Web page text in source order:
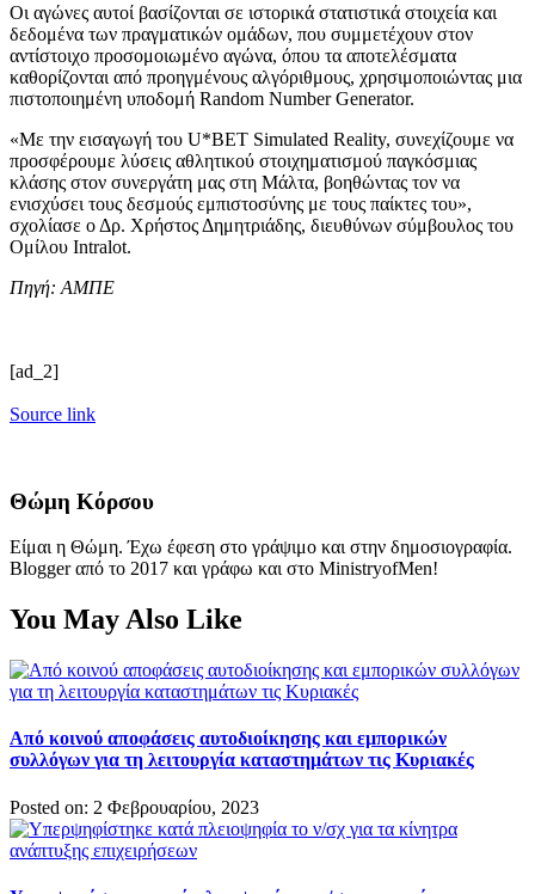
Οι αγώνες αυτοί βασίζονται σε ιστορικά στατιστικά στοιχεία και
δεδομένα των πραγματικών ομάδων, που συμμετέχουν στον
αντίστοιχο προσομοιωμένο αγώνα, όπου τα αποτελέσματα
καθορίζονται από προηγμένους αλγόριθμους, χρησιμοποιώντας μια
πιστοποιημένη υποδομή Random Number Generator.
«Με την εισαγωγή του U*BET Simulated Reality, συνεχίζουμε να
προσφέρουμε λύσεις αθλητικού στοιχηματισμού παγκόσμιας
κλάσης στον συνεργάτη μας στη Μάλτα, βοηθώντας τον να
ενισχύσει τους δεσμούς εμπιστοσύνης με τους παίκτες του»,
σχολίασε ο Δρ. Χρήστος Δημητριάδης, διευθύνων σύμβουλος του
Ομίλου Intralot.
Πηγή: ΑΜΠΕ
[ad_2]
Source link
Θώμη Κόρσου
Είμαι η Θώμη. Έχω έφεση στο γράψιμο και στην δημοσιογραφία.
Blogger από το 2017 και γράφω και στο MinistryofMen!
You May Also Like
Από κοινού αποφάσεις αυτοδιοίκησης και εμπορικών
συλλόγων για τη λειτουργία καταστημάτων τις Κυριακές
Posted on: 2 Φεβρουαρίου, 2023